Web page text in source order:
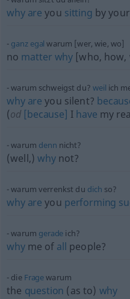
why are you sitting by
ganz egal warum [wer, wie, wo]
no matter why [who, how,
warum schweigst du?weil ich
why are you silent?
(od [because] I have my
warum denn nicht?
(well,)whynot?
warum verrenkst du dich so?
why are you performing
warum gerade ich?
whyme of all people?
die Fragewarum
the question (as to) why